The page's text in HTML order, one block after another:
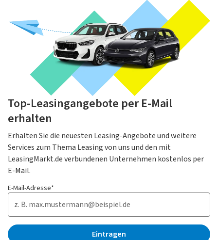
Top-Leasingangebote per E-Mail
erhalten
Erhalten Sie die neuesten Leasing-Angebote und weitere
Services zum Thema Leasing von uns und den mit
LeasingMarkt.de verbundenen Unternehmen kostenlos per
E-Mail.
E-Mail-Adresse*
Eintragen